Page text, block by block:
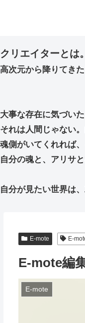
クリエイターとは。
高次元から降りてき
大事な存在に気づいた
それは人間じゃない
魂側がいてくれれば、
自分の魂と、アリサ
自分が見たい世界は
E-mote E-
E-mote編
E-mote